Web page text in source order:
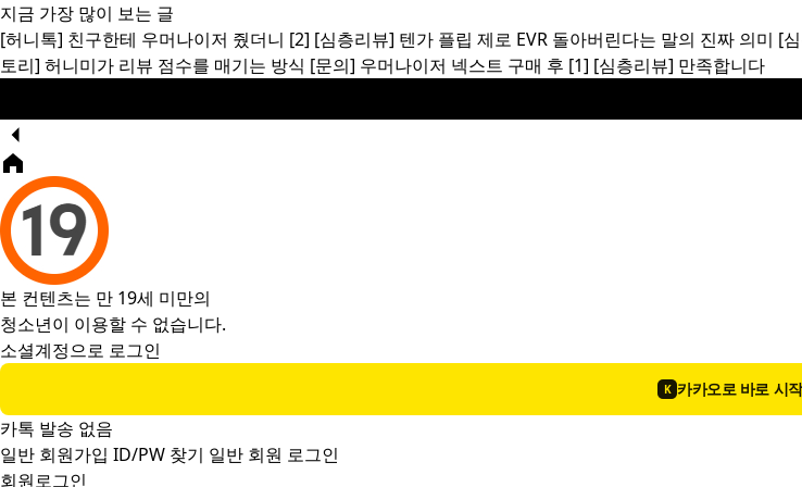
지금 가장 많이 보는 글
[허니톡] 친구한테 우머나이저 줬더니 [2] [심층리뷰] 텐가 플립 제로 EVR 돌아버린다는 말의 진짜 의미 [
토리] 허니미가 리뷰 점수를 매기는 방식 [문의] 우머나이저 넥스트 구매 후 [1] [심층리뷰] 만족합니다
본 컨텐츠는 만 19세 미만의
청소년이 이용할 수 없습니다.
소셜계정으로 로그인
K 카카오로 바로 시작
카톡 발송 없음
일반 회원가입 ID/PW 찾기 일반 회원 로그인
회원로그인